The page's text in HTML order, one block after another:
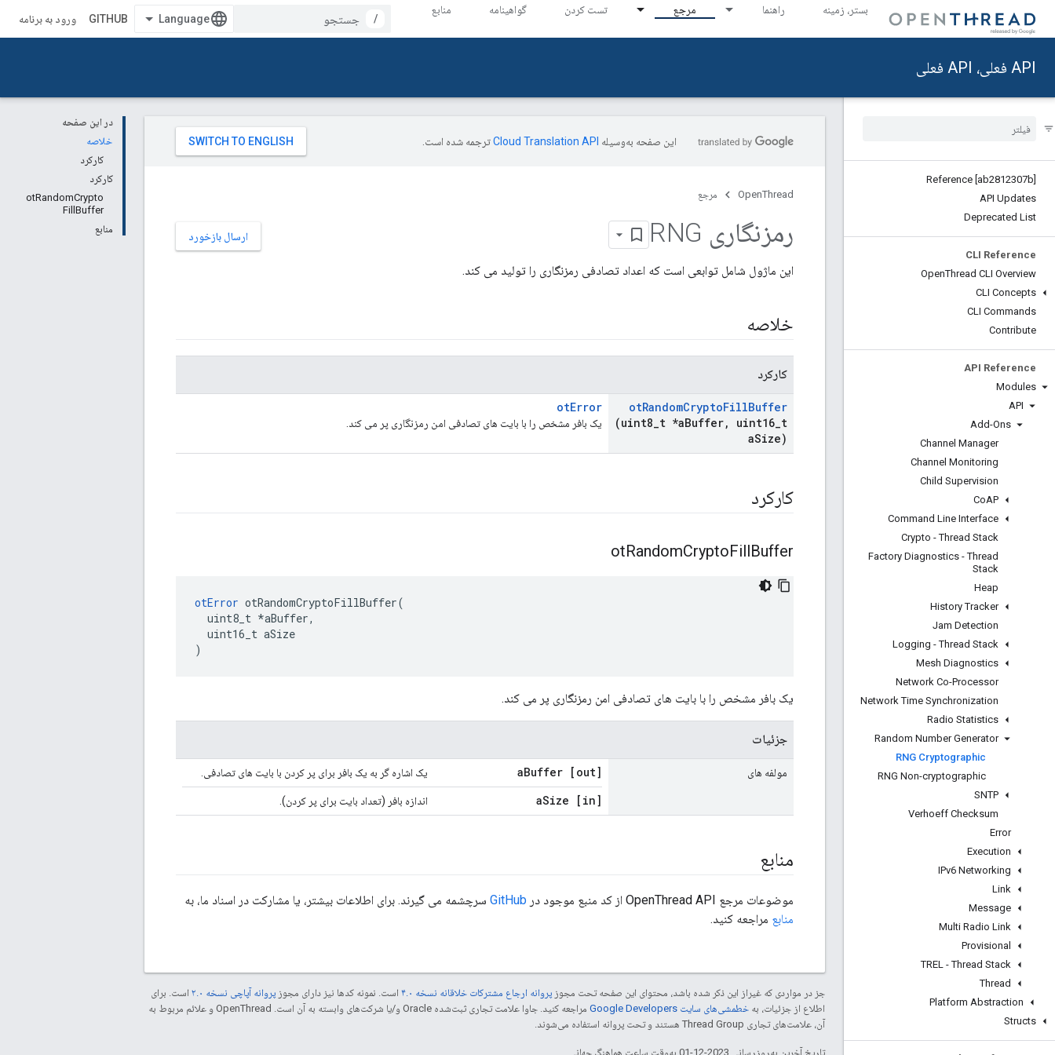
بستر، زمینه راهنما مرجع تست کردن گواهینامه منابع
/
GITHUB ورود به برنامه
API فعلی، API فعلی
Reference [ab2812307b]
API Updates
Deprecated List
CLI Reference
OpenThread CLI Overview
CLI Concepts
CLI Commands
Contribute
API Reference
Modules
API
Add-Ons
Channel Manager
Channel Monitoring
Child Supervision
CoAP
Command Line Interface
Crypto - Thread Stack
Factory Diagnostics - Thread
Stack
Heap
History Tracker
Jam Detection
Logging - Thread Stack
Mesh Diagnostics
Network Co-Processor
Network Time Synchronization
Radio Statistics
Random Number Generator
RNG Cryptographic
RNG Non-cryptographic
SNTP
Verhoeff Checksum
Error
Execution
IPv6 Networking
Link
Message
Multi Radio Link
Provisional
TREL - Thread Stack
Thread
Platform Abstraction
Structs
در این صفحه
خلاصه
کارکرد
کارکرد
otRandomCrypto
FillBuffer
منابع
این صفحه به‌وسیله ترجمه شده است.
OpenThread مرجع
ارسال بازخورد رمزنگاری RNG
این ماژول شامل توابعی است که اعداد تصادفی رمزنگاری را تولید می کند.
خلاصه
کارکرد
otRandomCryptoFillBuffer
(uint8 t *aBuffer, uint16 t
aSize)
otError
یک بافر مشخص را با بایت های تصادفی امن رمزنگاری پر می کند.
کارکرد
otRandomCryptoFillBuffer
otError otRandomCryptoFillBuffer(
uint8_t *aBuffer,
uint16_t aSize
)
یک بافر مشخص را با بایت های تصادفی امن رمزنگاری پر می کند.
جزئیات
مولفه های [out] a
Buffer یک اشاره گر به یک بافر برای پر کردن با بایت های تصادفی.
[in] a
Size اندازه بافر (تعداد بایت برای پر کردن).
منابع
موضوعات مرجع OpenThread API از کد منبع موجود در GitHub سرچشمه می گیرند. برای اطلاعات بیشتر، یا مشارکت در اسناد ما، به
منابع مراجعه کنید.
جز در مواردی که غیراز این ذکر شده باشد، محتوای این صفحه تحت مجوز پروانه ارجاع مشترکات خلاقانه نسخه ۴.۰ است. نمونه کدها نیز دارای مجوز پروانه آپاچی نسخه ۲.۰
است. برای
اطلاع از جزئیات، به خطمشی‌های سایت Google Developers‏
مراجعه کنید. جاوا علامت تجاری ثبت‌شده Oracle و/یا شرکت‌های وابسته به آن است. ‫OpenThread و علائم مربوط به
آن، علامت‌های تجاری Thread Group هستند و تحت پروانه استفاده می‌شوند.
تاریخ آخرین به‌روزرسانی 2023-12-01 به‌وقت ساعت هماهنگ جهانی.